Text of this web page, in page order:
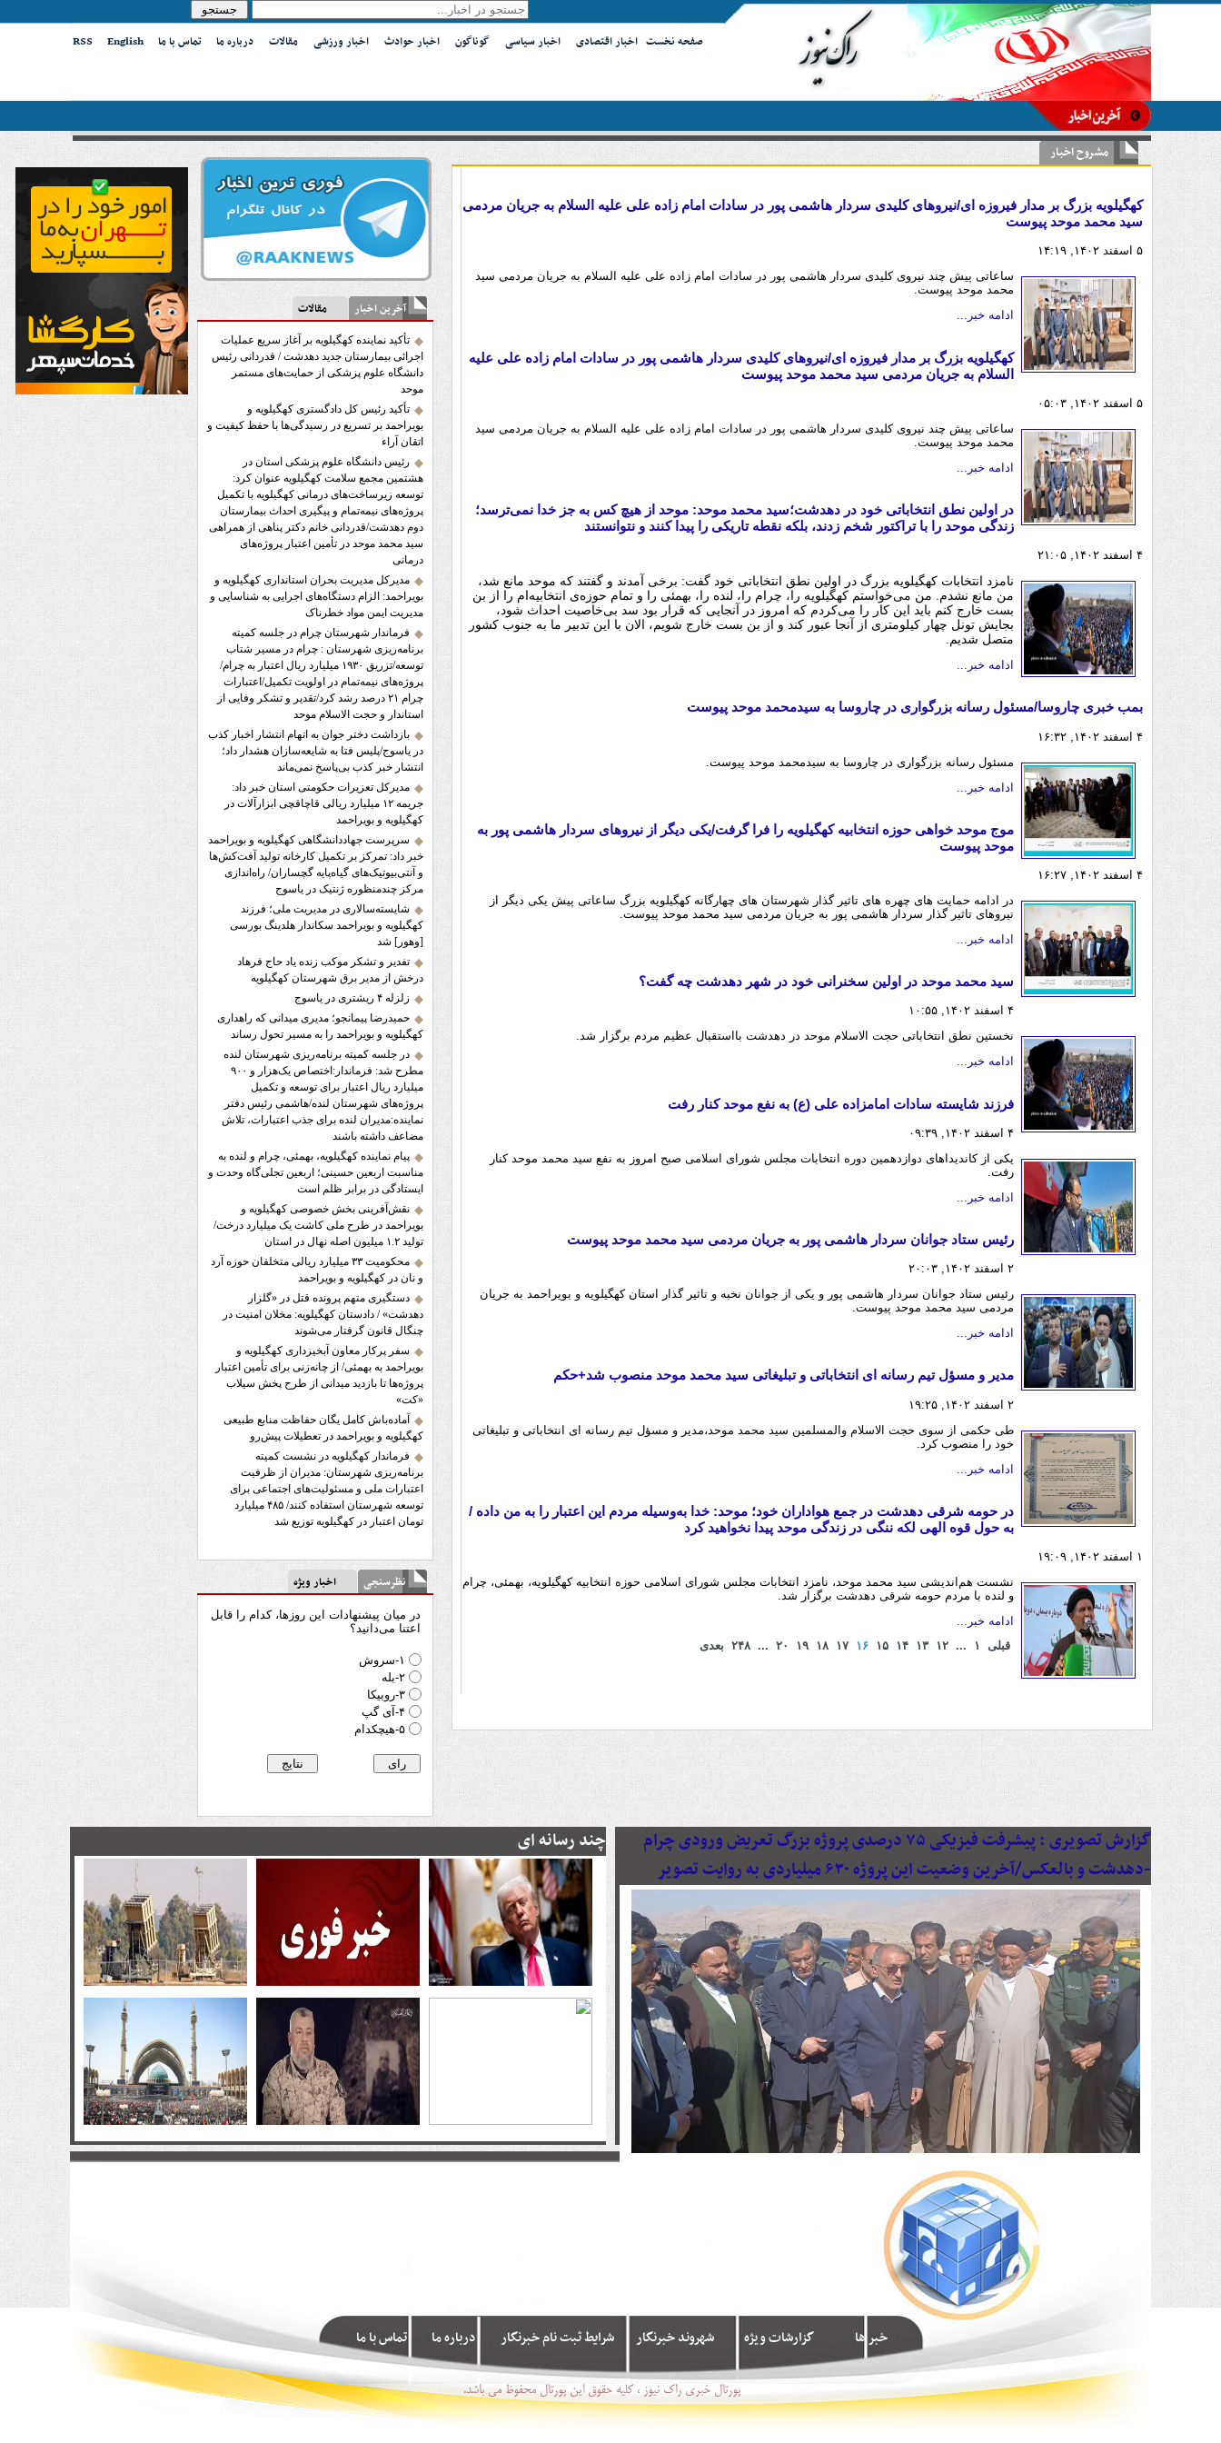
صفحه نخست اخبار اقتصادی اخبار سیاسی گوناگون اخبار حوادث اخبار ورزشی مقالات درباره ما تماس با ما English
RSS
-
مشروح اخبار
کهگیلویه بزرگ بر مدار فیروزه ای/نیروهای کلیدی سردار هاشمی پور در سادات امام زاده علی علیه السلام به جریان مردمی
سید محمد موحد پیوست
۵ اسفند ۱۴۰۲, ۱۴:۱۹
ساعاتی پیش چند نیروی کلیدی سردار هاشمی پور در سادات امام زاده علی علیه السلام به جریان مردمی سید
محمد موحد پیوست.
ادامه خبر...
کهگیلویه بزرگ بر مدار فیروزه ای/نیروهای کلیدی سردار هاشمی پور در سادات امام زاده علی علیه
السلام به جریان مردمی سید محمد موحد پیوست
۵ اسفند ۱۴۰۲, ۰۵:۰۳
ساعاتی پیش چند نیروی کلیدی سردار هاشمی پور در سادات امام زاده علی علیه السلام به جریان مردمی سید
محمد موحد پیوست.
ادامه خبر...
در اولین نطق انتخاباتی خود در دهدشت؛سید محمد موحد: موحد از هیچ کس به جز خدا نمی‌ترسد؛
زندگی موحد را با تراکتور شخم زدند، بلکه نقطه تاریکی را پیدا کنند و نتوانستند
۴ اسفند ۱۴۰۲, ۲۱:۰۵
نامزد انتخابات کهگیلویه بزرگ در اولین نطق انتخاباتی خود گفت: برخی آمدند و گفتند که موحد مانع شد،
من مانع نشدم. من می‌خواستم کهگیلویه را، چرام را، لنده را، بهمئی را و تمام حوزه‌ی انتخابیه‌ام را از بن
بست خارج کنم باید این کار را می‌کردم که امروز در آنجایی که قرار بود سد بی‌خاصیت احداث شود،
بجایش تونل چهار کیلومتری از آنجا عبور کند و از بن بست خارج شویم، الان با این تدبیر ما به جنوب کشور
متصل شدیم.
ادامه خبر...
بمب خبری چاروسا/مسئول رسانه بزرگواری در چاروسا به سیدمحمد موحد پیوست
۴ اسفند ۱۴۰۲, ۱۶:۳۲
مسئول رسانه بزرگواری در چاروسا به سیدمحمد موحد پیوست.
ادامه خبر...
موج موحد خواهی حوزه انتخابیه کهگیلویه را فرا گرفت/یکی دیگر از نیروهای سردار هاشمی پور به
موحد پیوست
۴ اسفند ۱۴۰۲, ۱۶:۲۷
در ادامه حمایت های چهره های تاثیر گذار شهرستان های چهارگانه کهگیلویه بزرگ ساعاتی پیش یکی دیگر از
نیروهای تاثیر گذار سردار هاشمی پور به جریان مردمی سید محمد موحد پیوست.
ادامه خبر...
سید محمد موحد در اولین سخنرانی خود در شهر دهدشت چه گفت؟
۴ اسفند ۱۴۰۲, ۱۰:۵۵
نخستین نطق انتخاباتی حجت الاسلام موحد در دهدشت بااستقبال عظیم مردم برگزار شد.
ادامه خبر...
فرزند شایسته سادات امامزاده علی (ع) به نفع موحد کنار رفت
۴ اسفند ۱۴۰۲, ۰۹:۳۹
یکی از کاندیداهای دوازدهمین دوره انتخابات مجلس شورای اسلامی صبح امروز به نفع سید محمد موحد کنار
رفت.
ادامه خبر...
رئیس ستاد جوانان سردار هاشمی پور به جریان مردمی سید محمد موحد پیوست
۲ اسفند ۱۴۰۲, ۲۰:۰۳
رئیس ستاد جوانان سردار هاشمی پور و یکی از جوانان نخبه و تاثیر گذار استان کهگیلویه و بویراحمد به جریان
مردمی سید محمد موحد پیوست.
ادامه خبر...
مدیر و مسؤل تیم رسانه ای انتخاباتی و تبلیغاتی سید محمد موحد منصوب شد+حکم
۲ اسفند ۱۴۰۲, ۱۹:۲۵
طی حکمی از سوی حجت الاسلام والمسلمین سید محمد موحد،مدیر و مسؤل تیم رسانه ای انتخاباتی و تبلیغاتی
خود را منصوب کرد.
ادامه خبر...
در حومه شرقی دهدشت در جمع هواداران خود؛ موحد: خدا به‌وسیله مردم این اعتبار را به من داده /
به حول قوه الهی لکه ننگی در زندگی موحد پیدا نخواهید کرد
۱ اسفند ۱۴۰۲, ۱۹:۰۹
نشست هم‌اندیشی سید محمد موحد، نامزد انتخابات مجلس شورای اسلامی حوزه انتخابیه کهگیلویه، بهمئی، چرام
و لنده با مردم حومه شرقی دهدشت برگزار شد.
ادامه خبر...
قبلی
۱ ... ۱۲ ۱۳ ۱۴ ۱۵ ۱۶ ۱۷ ۱۸ ۱۹ ۲۰ ... ۲۴۸ بعدی
آخرین اخبار مقالات
تأکید نماینده کهگیلویه بر آغاز سریع عملیات
اجرائی بیمارستان جدید دهدشت / قدردانی رئیس
دانشگاه علوم پزشکی از حمایت‌های مستمر
موحد
تأکید رئیس کل دادگستری کهگیلویه و
بویراحمد بر تسریع در رسیدگی‌ها با حفظ کیفیت و
اتقان آراء
رئیس دانشگاه علوم پزشکی استان در
هشتمین مجمع سلامت کهگیلویه عنوان کرد:
توسعه زیرساخت‌های درمانی کهگیلویه با تکمیل
پروژه‌های نیمه‌تمام و پیگیری احداث بیمارستان
دوم دهدشت/قدردانی خانم دکتر پناهی از همراهی
سید محمد موحد در تأمین اعتبار پروژه‌های
درمانی
مدیرکل مدیریت بحران استانداری کهگیلویه و
بویراحمد: الزام دستگاه‌های اجرایی به شناسایی و
مدیریت ایمن مواد خطرناک
فرماندار شهرستان چرام در جلسه کمیته
برنامه‌ریزی شهرستان : چرام در مسیر شتاب
توسعه/تزریق ۱۹۳۰ میلیارد ریال اعتبار به چرام/
پروژه‌های نیمه‌تمام در اولویت تکمیل/اعتبارات
چرام ۲۱ درصد رشد کرد/تقدیر و تشکر وفایی از
استاندار و حجت الاسلام موحد
بازداشت دختر جوان به اتهام انتشار اخبار کذب
در یاسوج/پلیس فتا به شایعه‌سازان هشدار داد؛
انتشار خبر کذب بی‌پاسخ نمی‌ماند
مدیرکل تعزیرات حکومتی استان خبر داد:
جریمه ۱۲ میلیارد ریالی قاچاقچی ابزارآلات در
کهگیلویه و بویراحمد
سرپرست جهاددانشگاهی کهگیلویه و بویراحمد
خبر داد: تمرکز بر تکمیل کارخانه تولید آفت‌کش‌ها
و آنتی‌بیوتیک‌های گیاه‌پایه گچساران/ راه‌اندازی
مرکز چندمنظوره ژنتیک در یاسوج
شایسته‌سالاری در مدیریت ملی؛ فرزند
کهگیلویه و بویراحمد سکاندار هلدینگ بورسی
[وهور] شد
تفدیر و تشکر موکب زنده یاد حاج فرهاد
درخش از مدیر برق شهرستان کهگیلویه
زلزله ۴ ریشتری در یاسوج
حمیدرضا پیمانجو؛ مدیری میدانی که راهداری
کهگیلویه و بویراحمد را به مسیر تحول رساند
در جلسه کمیته برنامه‌ریزی شهرستان لنده
مطرح شد: فرماندار:اختصاص یک‌هزار و ۹۰۰
میلیارد ریال اعتبار برای توسعه و تکمیل
پروژه‌های شهرستان لنده/هاشمی رئیس دفتر
نماینده:مدیران لنده برای جذب اعتبارات، تلاش
مضاعف داشته باشند
پیام نماینده کهگیلویه، بهمئی، چرام و لنده به
مناسبت اربعین حسینی؛ اربعین تجلی‌گاه وحدت و
ایستادگی در برابر ظلم است
نقش‌آفرینی بخش خصوصی کهگیلویه و
بویراحمد در طرح ملی کاشت یک میلیارد درخت/
تولید ۱.۲ میلیون اصله نهال در استان
محکومیت ۳۳ میلیارد ریالی متخلفان حوزه آرد
و نان در کهگیلویه و بویراحمد
دستگیری متهم پرونده قتل در «گلزار
دهدشت» / دادستان کهگیلویه: مخلان امنیت در
چنگال قانون گرفتار می‌شوند
سفر پرکار معاون آبخیزداری کهگیلویه و
بویراحمد به بهمئی/ از چانه‌زنی برای تأمین اعتبار
پروژه‌ها تا بازدید میدانی از طرح پخش سیلاب
«کت»
آماده‌باش کامل یگان حفاظت منابع طبیعی
کهگیلویه و بویراحمد در تعطیلات پیش‌رو
فرماندار کهگیلویه در نشست کمیته
برنامه‌ریزی شهرستان: مدیران از ظرفیت
اعتبارات ملی و مسئولیت‌های اجتماعی برای
توسعه شهرستان استفاده کنند/ ۴۸۵ میلیارد
تومان اعتبار در کهگیلویه توزیع شد
نظرسنجی اخبار ویژه
در میان پیشنهادات این روزها، کدام را قابل
اعتنا می‌دانید؟
۱-سروش
۲-بله
۳-روبیکا
۴-آی گپ
۵-هیچکدام
گزارش تصویری :
پیشرفت فیزیکی ۷۵ درصدی پروژه بزرگ تعریض ورودی چرام
-دهدشت و بالعکس/آخرین وضعیت این پروژه ۶۳۰ میلیاردی به روایت تصویر
چند رسانه ای
خبر ها گزارشات ویژه شهروند خبرنگار شرایط ثبت نام خبرنگار درباره ما تماس با ما
پورتال خبری راک نیوز ، کلیه حقوق این پورتال محفوظ می باشد.